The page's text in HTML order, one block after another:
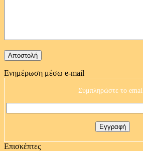
Ενημέρωση μέσω e-mail
Συμπληρώστε το
Επισκέπτες